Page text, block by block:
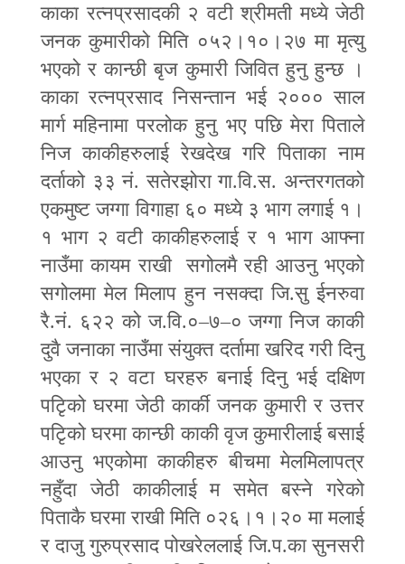
काका रत्नप्रसादकी २ वटी श्रीमती मध्ये जेठी
जनक कुमारीको मिति ०५२।१०।२७ मा मृत्यु
भएको र कान्छी बृज कुमारी जिवित हुनु हुन्छ ।
काका रत्नप्रसाद निसन्तान भई २००० साल
मार्ग महिनामा परलोक हुनु भए पछि मेरा पिताले
निज काकीहरुलाई रेखदेख गरि पिताका नाम
दर्ताको ३३ नं. सतेरझोरा गा.वि.स. अन्तरगतको
एकमुष्ट जग्गा विगाहा ६० मध्ये ३ भाग लगाई १।
१ भाग २ वटी काकीहरुलाई र १ भाग आफ्ना
नाउँमा कायम राखी सगोलमै रही आउनु भएको
सगोलमा मेल मिलाप हुन नसक्दा जि.सु ईनरुवा
रै.नं. ६२२ को ज.वि.०–७–० जग्गा निज काकी
दुवै जनाका नाउँमा संयुक्त दर्तामा खरिद गरी दिनु
भएका र २ वटा घरहरु बनाई दिनु भई दक्षिण
पटिृको घरमा जेठी कार्की जनक कुमारी र उत्तर
पटिृको घरमा कान्छी काकी वृज कुमारीलाई बसाई
आउनु भएकोमा काकीहरु बीचमा मेलमिलापत्र
नहुँदा जेठी काकीलाई म समेत बस्ने गरेको
पिताकै घरमा राखी मिति ०२६।१।२० मा मलाई
र दाजु गुरुप्रसाद पोखरेललाई जि.प.का सुनसरी